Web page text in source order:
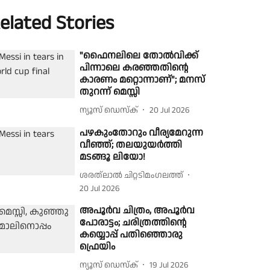
Stories
"ഫൈനലിലെ തോൽവിക്ക്
പിന്നാലെ കരഞ്ഞതിൻ്റെ
കാരണം മറ്റൊന്നാണ്"; മനസ്
തുറന്ന് മെസ്സി
ന്യൂസ് ഡെസ്ക് 20 Jul 2026
പഴകുംതോറും വീര്യമേറുന്ന
വീഞ്ഞ്; തലയുയർത്തി
മടങ്ങൂ ലിയോ!
ശരത്‌ലാൽ ചിറ്റടിമംഗലത്ത്
20 Jul 2026
അപൂര്‍വ ചിത്രം, അപൂര്‍വ
പോരാട്ടം; ചരിത്രത്തിന്റെ
കയ്യൊപ്പ് പതിഞ്ഞൊരു
ഫ്രെയിം
ന്യൂസ് ഡെസ്ക് 19 Jul 2026